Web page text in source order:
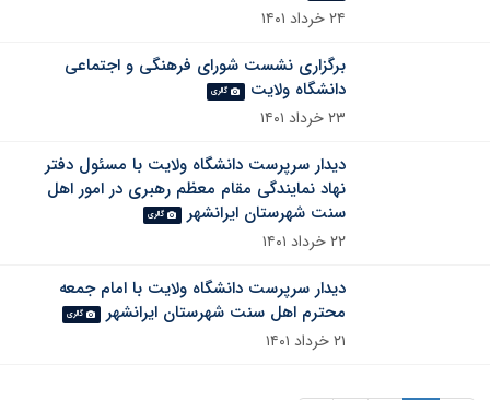
۲۴ خرداد ۱۴۰۱
برگزاری نشست شورای فرهنگی و اجتماعی
دانشگاه ولایت
گالری
۲۳ خرداد ۱۴۰۱
دیدار سرپرست دانشگاه ولایت با مسئول دفتر
نهاد نمایندگی مقام معظم رهبری در امور اهل
سنت شهرستان ایرانشهر
گالری
۲۲ خرداد ۱۴۰۱
دیدار سرپرست دانشگاه ولایت با امام جمعه
محترم اهل سنت شهرستان ایرانشهر
گالری
۲۱ خرداد ۱۴۰۱